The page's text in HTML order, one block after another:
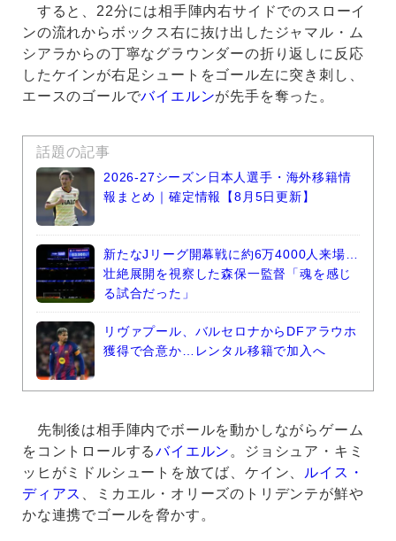
すると、22分には相手陣内右サイドでのスローイ
ンの流れからボックス右に抜け出したジャマル・ム
シアラからの丁寧なグラウンダーの折り返しに反応
したケインが右足シュートをゴール左に突き刺し、
エースのゴールでバイエルンが先手を奪った。
話題の記事
2026-27シーズン日本人選手・海外移籍情
報まとめ｜確定情報【8月5日更新】
新たなJリーグ開幕戦に約6万4000人来場…
壮絶展開を視察した森保一監督「魂を感じ
る試合だった」
リヴァプール、バルセロナからDFアラウホ
獲得で合意か…レンタル移籍で加入へ
先制後は相手陣内でボールを動かしながらゲーム
をコントロールするバイエルン。ジョシュア・キミ
ッヒがミドルシュートを放てば、ケイン、 ルイス・
ディアス 、ミカエル・オリーズのトリデンテが鮮や
かな連携でゴールを脅かす。